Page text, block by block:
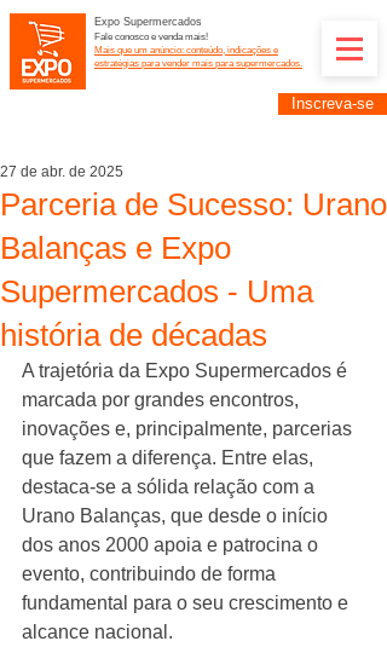
Expo Supermercados
Fale conosco e venda mais!
Mais que um anúncio: conteúdo, indicações e
estratégias para vender mais para supermercados.
Inscreva-se
Parceria de Sucesso: Urano
Balanças e Expo
Supermercados - Uma
história de décadas
27 de abr. de 2025
A trajetória da Expo Supermercados é
marcada por grandes encontros,
inovações e, principalmente, parcerias
que fazem a diferença. Entre elas,
destaca-se a sólida relação com a
Urano Balanças, que desde o início
dos anos 2000 apoia e patrocina o
evento, contribuindo de forma
fundamental para o seu crescimento e
alcance nacional.